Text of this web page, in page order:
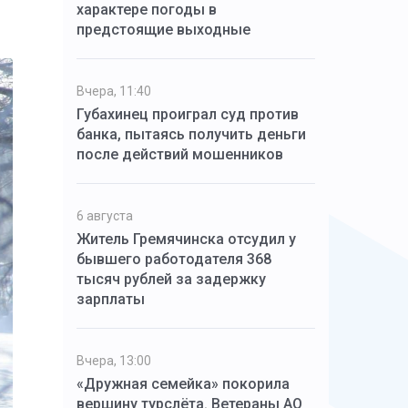
характере погоды в
предстоящие выходные
Вчера, 11:40
Губахинец проиграл суд против
банка, пытаясь получить деньги
после действий мошенников
6 августа
Житель Гремячинска отсудил у
бывшего работодателя 368
тысяч рублей за задержку
зарплаты
Вчера, 13:00
«Дружная семейка» покорила
вершину турслёта. Ветераны АО